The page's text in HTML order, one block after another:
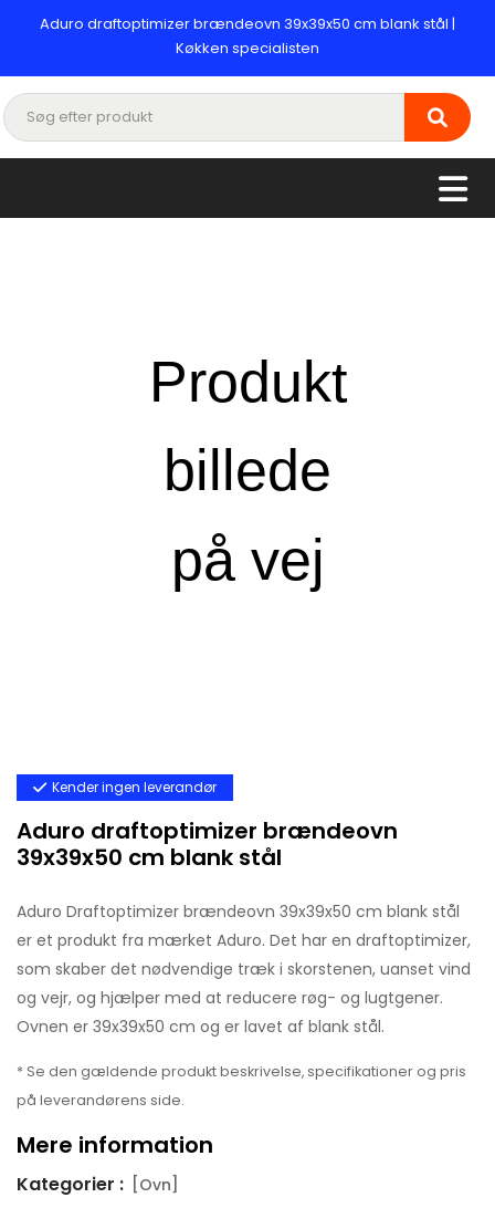
Aduro draftoptimizer brændeovn 39x39x50 cm blank stål |
Køkken specialisten
Kender ingen leverandør
Aduro draftoptimizer brændeovn
39x39x50 cm blank stål
Aduro Draftoptimizer brændeovn 39x39x50 cm blank stål
er et produkt fra mærket Aduro. Det har en draftoptimizer,
som skaber det nødvendige træk i skorstenen, uanset vind
og vejr, og hjælper med at reducere røg- og lugtgener.
Ovnen er 39x39x50 cm og er lavet af blank stål.
* Se den gældende produkt beskrivelse, specifikationer og pris
på leverandørens side.
Mere information
Kategorier : [Ovn]